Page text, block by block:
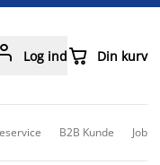
Log ind Din kurv
B2B Kunde Job